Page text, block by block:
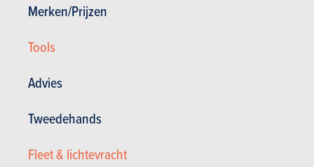
Merken/Prijzen
Tools
Advies
Tweedehands
Fleet & lichtevracht
V50
22.02.2017
(2004)